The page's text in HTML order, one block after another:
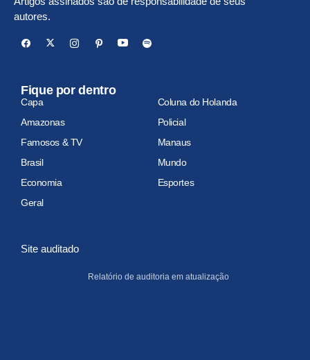
autores.
Fique por dentro
Capa
Coluna do Holanda
Amazonas
Policial
Famosos & TV
Manaus
Brasil
Mundo
Economia
Esportes
Geral
Site auditado
Relatório de auditoria em atualização